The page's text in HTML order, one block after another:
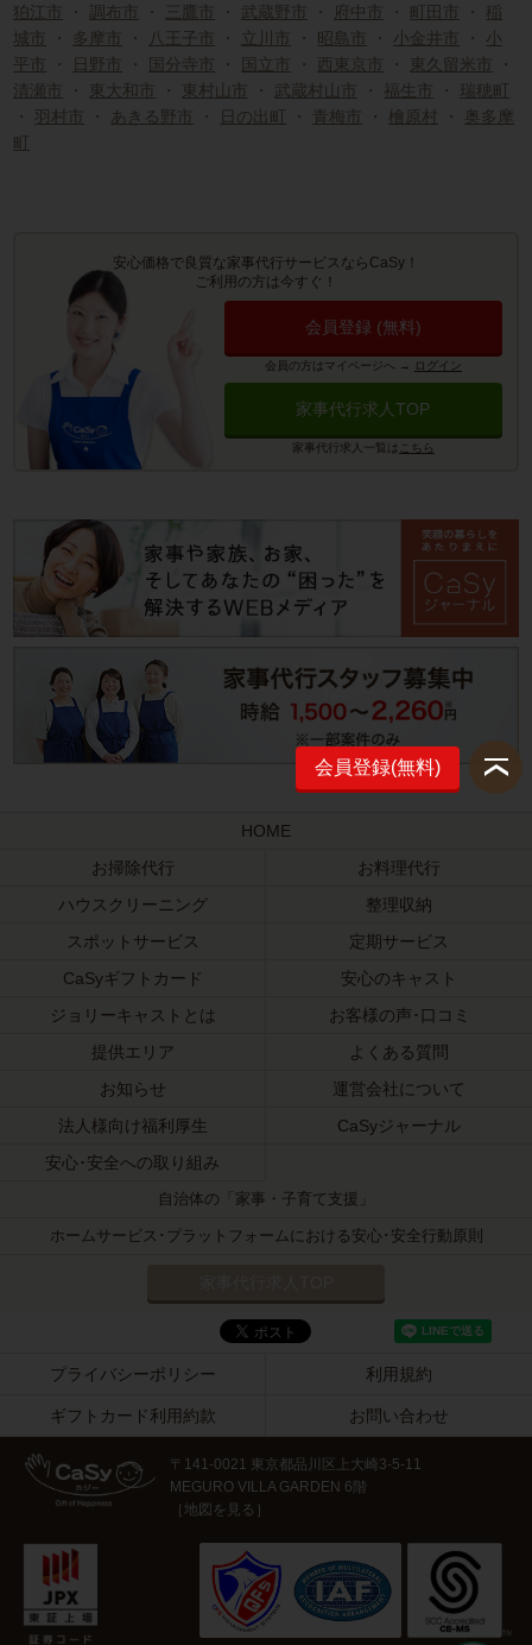
狛江市 ・ 調布市 ・ 三鷹市 ・ 武蔵野市 ・ 府中市 ・ 町田市 ・ 稲
城市
・ 多摩市 ・ 八王子市 ・ 立川市 ・ 昭島市 ・ 小金井市 ・ 小
平市
・ 日野市 ・ 国分寺市 ・ 国立市 ・ 西東京市 ・ 東久留米市
・
清瀬市
・ 東大和市 ・ 東村山市 ・ 武蔵村山市 ・ 福生市 ・
瑞穂町
・ 羽村市 ・ あきる野市 ・ 日の出町 ・ 青梅市 ・ 檜原村 ・
奥多摩
町
安心価格で良質な家事代行サービスならCaSy！
ご利用の方は今すぐ！
会員登録 (無料)
会員の方はマイページへ → ログイン
家事代行求人TOP
家事代行求人一覧は こちら
会員登録(無料)
HOME
お掃除代行
お料理代行
ハウスクリーニング
整理収納
スポットサービス
定期サービス
CaSyギフトカード
安心のキャスト
ジョリーキャストとは
お客様の声･口コミ
提供エリア
よくある質問
お知らせ
運営会社について
法人様向け福利厚生
CaSyジャーナル
安心･安全への取り組み
自治体の「家事・子育て支援」
ホームサービス･プラットフォームにおける安心･安全行動原則
プライバシーポリシー 利用規約
ギフトカード利用約款 お問い合わせ
〒141-0021 東京都品川区上大崎3-5-11
MEGURO VILLA GARDEN 6階
［地図を見る ］